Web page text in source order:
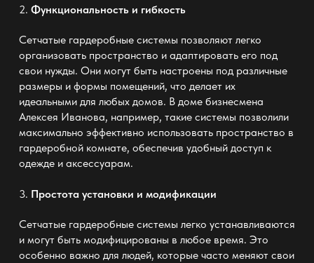
2. Функциональность и гибкость
Сетчатые гардеробные системы позволяют легко
организовать пространство и адаптировать его под
свои нужды. Они могут быть настроены под различные
размеры и формы помещений, что делает их
идеальными для любых домов. В доме бизнесмена
Алексея Иванова, например, такие системы позволили
максимально эффективно использовать пространство в
гардеробной комнате, обеспечив удобный доступ к
одежде и аксессуарам.
3. Простота установки и модификации
Сетчатые гардеробные системы легко устанавливаются
и могут быть модифицированы в любое время. Это
особенно важно для людей, которые часто меняют свои